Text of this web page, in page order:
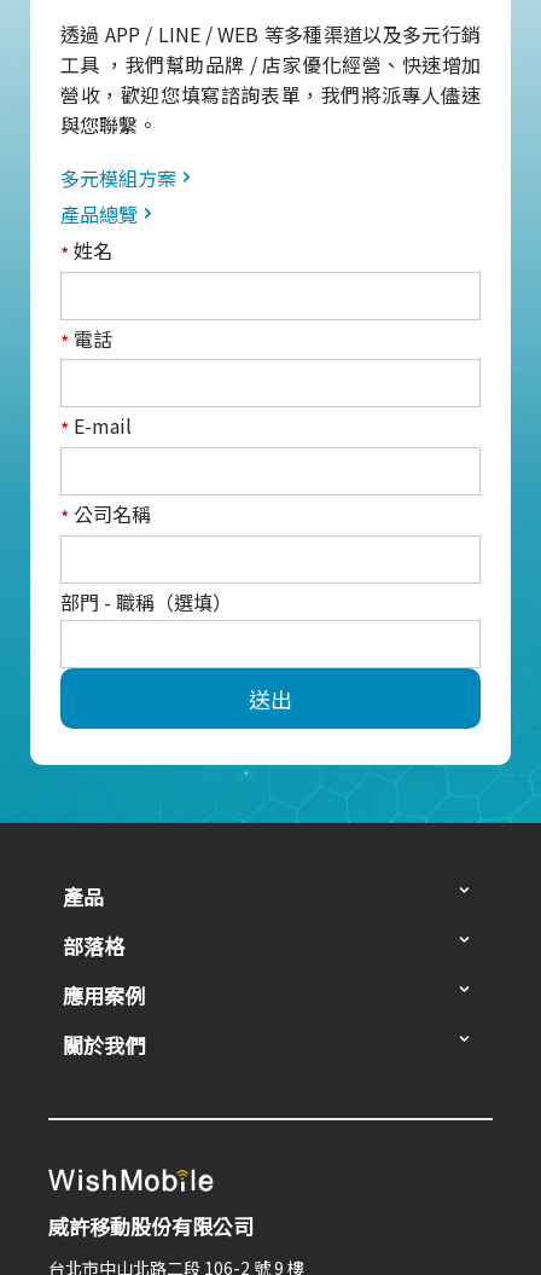
透過 APP / LINE / WEB 等多種渠道以及多元行銷
工具 ，我們幫助品牌 / 店家優化經營、快速增加
營收，歡迎您填寫諮詢表單，我們將派專人儘速
與您聯繫。
多元模組方案
產品總覽
*姓名
* 電話
* E-mail
* 公司名稱
部門 - 職稱（選填）
送出
產品
部落格
應用案例
關於我們
威許移動股份有限公司
台北市中山北路二段 106-2 號 9 樓